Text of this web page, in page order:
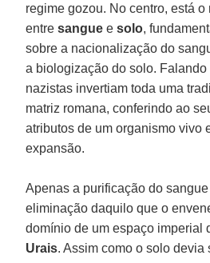
regime gozou. No centro, está
entresangue esolo,
sobre a nacionalização do
a biologização do solo. Falando
nazistas invertiam toda uma
matriz romana, conferindo ao
atributos de um organismo vivo
expansão.
Apenas a purificação do
eliminação daquilo que o
domínio de um espaço imperial
Urais. Assim como o solo devia